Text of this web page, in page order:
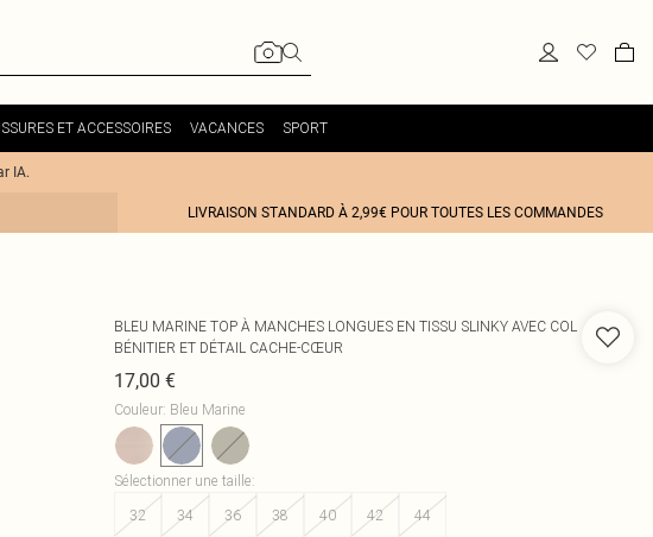
ET ACCESSOIRES VACANCES SPORT
IA.
LIVRAISON STANDARD À 2,99€ POUR TOUTES LES COMMANDES
BLEU MARINE TOP À MANCHES LONGUES EN TISSU SLINKY AVEC COL
BÉNITIER ET DÉTAIL CACHE-CŒUR
17,00 €
Couleur: Bleu Marine
Sélectionner une taille:
32
34 36 38 40 42 44